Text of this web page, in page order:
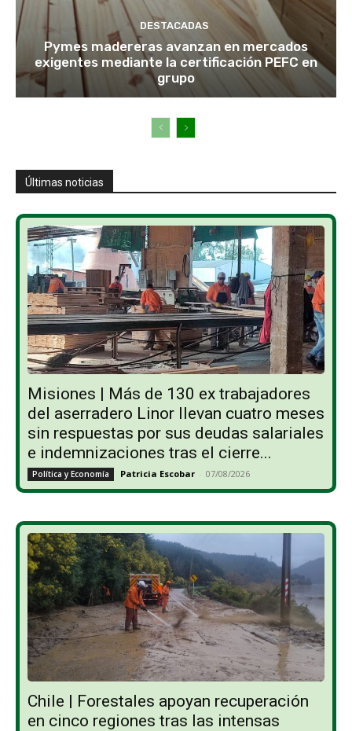
DESTACADAS
Pymes madereras avanzan en mercados
exigentes mediante la certificación PEFC en
grupo
Últimas noticias
Misiones | Más de 130 ex trabajadores
del aserradero Linor llevan cuatro meses
sin respuestas por sus deudas salariales
e indemnizaciones tras el cierre...
Política y Economía Patricia Escobar - 07/08/2026
Chile | Forestales apoyan recuperación
en cinco regiones tras las intensas